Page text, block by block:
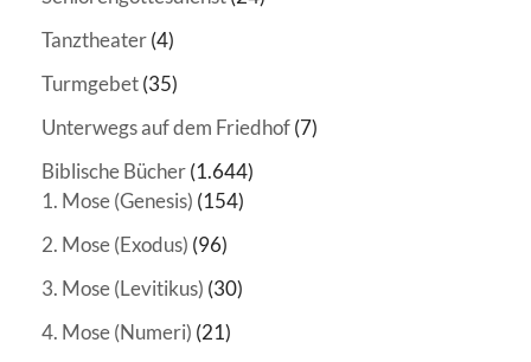
Tanztheater(4)
Turmgebet(35)
Unterwegs auf dem Friedhof(7)
Biblische Bücher(1.644)
1. Mose (Genesis) (154)
2. Mose (Exodus) (96)
3. Mose (Levitikus) (30)
4. Mose (Numeri) (21)